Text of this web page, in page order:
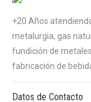
+20 Años
metalurgia, gas
fundición de
fabricación de
Datos de Contacto